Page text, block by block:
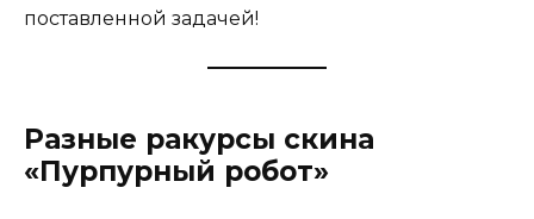
поставленной задачей!
Разные ракурсы скина
«Пурпурный робот»